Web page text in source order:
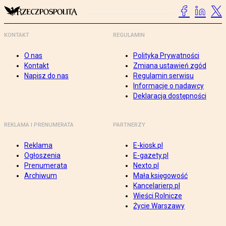
KONTAKT
O nas
Kontakt
Napisz do nas
REGULAMIN
Polityka Prywatności
Zmiana ustawień zgód
Regulamin serwisu
Informacje o nadawcy
Deklaracja dostępności
REKLAMA I PRENUMERATA
Reklama
Ogłoszenia
Prenumerata
Archiwum
PARTNERZY
E-kiosk.pl
E-gazety.pl
Nexto.pl
Mała księgowość
Kancelarierp.pl
Wieści Rolnicze
Życie Warszawy